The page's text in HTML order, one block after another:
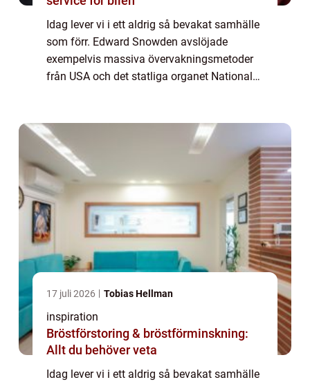
Idag lever vi i ett aldrig så bevakat samhälle
som förr. Edward Snowden avslöjade
exempelvis massiva övervakningsmetoder
från USA och det statliga organet National
17 juli 2026 Tobias Hellman
inspiration
Bröstförstoring & bröstförminskning:
Allt du behöver veta
Idag lever vi i ett aldrig så bevakat samhälle